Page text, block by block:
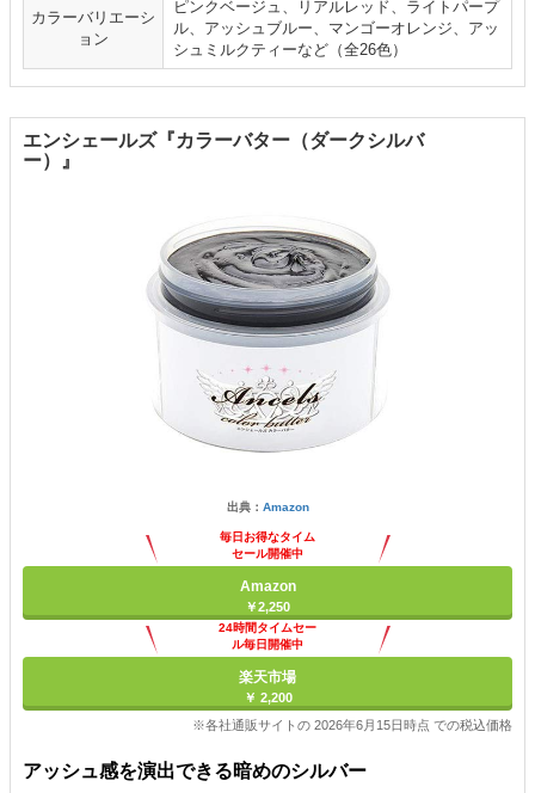
カラーバリエーシ
ョン
ピンクベージュ、リアルレッド、ライトパープ
ル、アッシュブルー、マンゴーオレンジ、アッ
シュミルクティーなど（全26色）
エンシェールズ『カラーバター（ダークシルバ
ー）』
出典： Amazon
毎日お得なタイム
セール開催中
Amazon
￥2,250
24時間タイムセー
ル毎日開催中
楽天市場
￥ 2,200
※各社通販サイトの 2026年6月15日時点 での税込価格
アッシュ感を演出できる暗めのシルバー